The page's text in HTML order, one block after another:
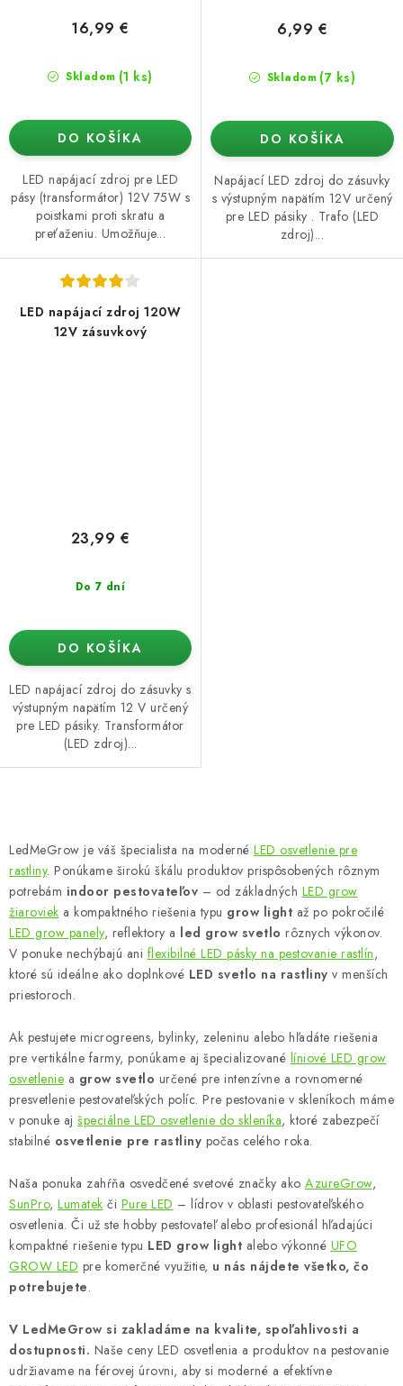
Skladom (1 ks)
16,99 €
DO KOŠÍKA
LED napájací zdroj pre LED
pásy (transformátor) 12V 75W s
poistkami proti skratu a
preťaženiu. Umožňuje...
Skladom (7 ks)
6,99 €
DO KOŠÍKA
Napájací LED zdroj do zásuvky
s výstupným napätím 12V určený
pre LED pásiky . Trafo (LED
zdroj)...
LED napájací zdroj 120W
12V zásuvkový
Do 7 dní
23,99 €
DO KOŠÍKA
LED napájací zdroj do zásuvky s
výstupným napätím 12 V určený
pre LED pásiky. Transformátor
(LED zdroj)...
v
l
á
d
a
c
i
e
p
r
v
k
y
v
ý
p
i
s
u
LedMeGrow je váš špecialista na moderné LED osvetlenie pre
rastliny. Ponúkame širokú škálu produktov prispôsobených rôznym
potrebám indoor pestovateľov – od základných LED grow
žiaroviek a kompaktného riešenia typu grow light až po pokročilé
LED grow panely, reflektory a led grow svetlo rôznych výkonov.
V ponuke nechýbajú ani flexibilné LED pásky na pestovanie rastlín,
ktoré sú ideálne ako doplnkové LED svetlo na rastliny v menších
priestoroch.
Ak pestujete microgreens, bylinky, zeleninu alebo hľadáte riešenia
pre vertikálne farmy, ponúkame aj špecializované líniové LED grow
osvetlenie a grow svetlo určené pre intenzívne a rovnomerné
presvetlenie pestovateľských políc. Pre pestovanie v skleníkoch máme
v ponuke aj špeciálne LED osvetlenie do skleníka, ktoré zabezpečí
stabilné osvetlenie pre rastliny počas celého roka.
Naša ponuka zahŕňa osvedčené svetové značky ako AzureGrow,
SunPro, Lumatek či Pure LED – lídrov v oblasti pestovateľského
osvetlenia. Či už ste hobby pestovateľ alebo profesionál hľadajúci
kompaktné riešenie typu LED grow light alebo výkonné UFO
GROW LED pre komerčné využitie, u nás nájdete všetko, čo
potrebujete.
V LedMeGrow si zakladáme na kvalite, spoľahlivosti a
dostupnosti. Naše ceny LED osvetlenia a produktov na pestovanie
udržiavame na férovej úrovni, aby si moderné a efektívne